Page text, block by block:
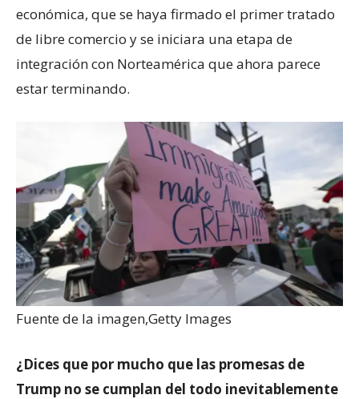
económica, que se haya firmado el primer tratado
de libre comercio y se iniciara una etapa de
integración con Norteamérica que ahora parece
estar terminando.
Fuente de la imagen,Getty Images
¿Dices que por mucho que las promesas de
Trump no se cumplan del todo inevitablemente